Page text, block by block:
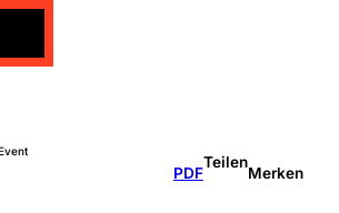
PDF
Teilen
Merken